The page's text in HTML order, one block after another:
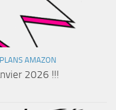
AMAZON
2026 !!!